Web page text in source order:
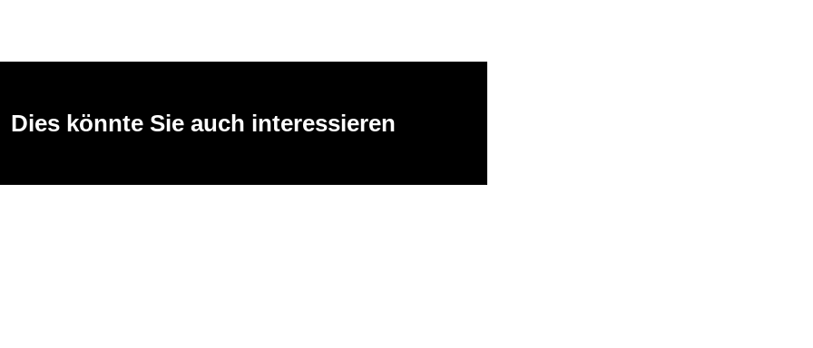
Dies könnte Sie auch interessieren